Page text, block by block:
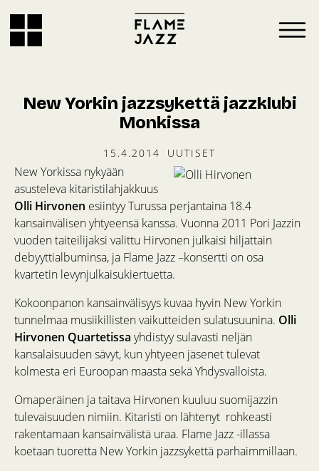
New Yorkin jazzsykettä jazzklubi
Monkissa
15.4.2014 UUTISET
New Yorkissa nykyään
asusteleva kitaristilahjakkuus
Olli Hirvonen esiintyy Turussa perjantaina 18.4
kansainvälisen yhtyeensä kanssa. Vuonna 2011 Pori Jazzin
vuoden taiteilijaksi valittu Hirvonen julkaisi hiljattain
debyyttialbuminsa, ja Flame Jazz –konsertti on osa
kvartetin levynjulkaisukiertuetta.
Kokoonpanon kansainvälisyys kuvaa hyvin New Yorkin
tunnelmaa musiikillisten vaikutteiden sulatusuunina. Olli
Hirvonen Quartetissa yhdistyy sulavasti neljän
kansalaisuuden sävyt, kun yhtyeen jäsenet tulevat
kolmesta eri Euroopan maasta sekä Yhdysvalloista.
Omaperäinen ja taitava Hirvonen kuuluu suomijazzin
tulevaisuuden nimiin. Kitaristi on lähtenyt rohkeasti
rakentamaan kansainvälistä uraa. Flame Jazz -illassa
koetaan tuoretta New Yorkin jazzsykettä parhaimmillaan.